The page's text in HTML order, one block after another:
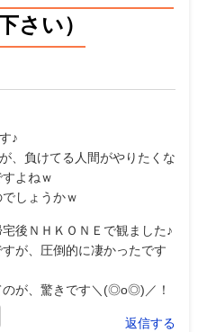
さい）
♪
、負けてる人間がやりたくな
よねｗ
しょうかｗ
後ＮＨＫＯＮＥで観ました♪
が、圧倒的に凄かったです
が、驚きです＼(◎o◎)／！
返信する